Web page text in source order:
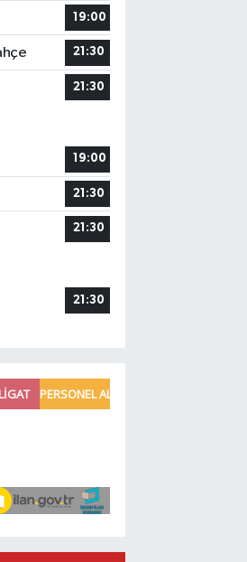
19:00
21:30
21:30
19:00
21:30
21:30
21:30
uyuşturucu